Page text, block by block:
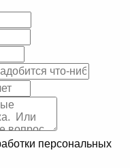
персональных